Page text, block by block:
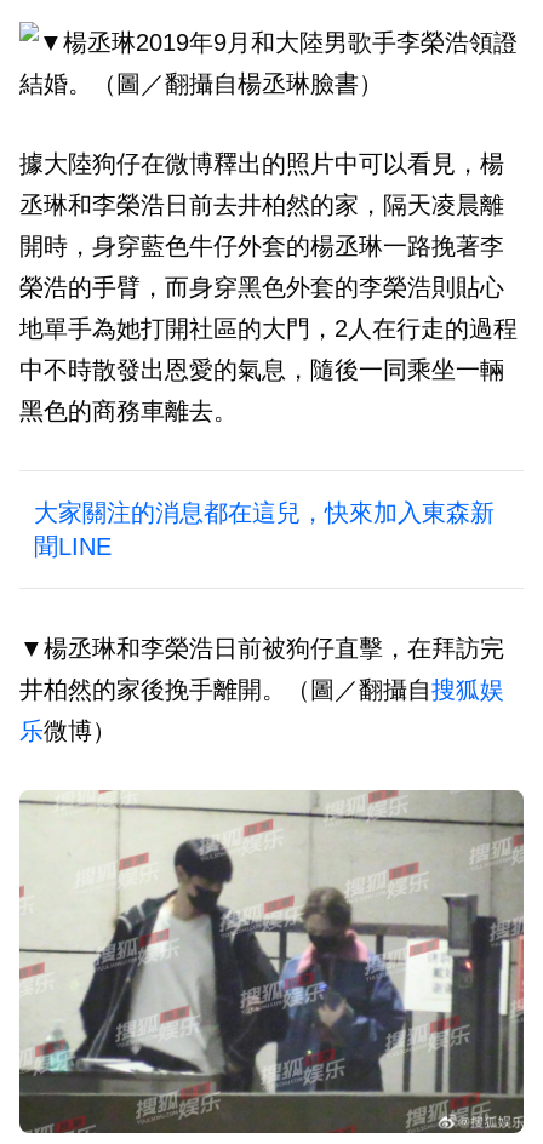
據大陸狗仔在微博釋出的照片中可以看見，楊
丞琳和李榮浩日前去井柏然的家，隔天凌晨離
開時，身穿藍色牛仔外套的楊丞琳一路挽著李
榮浩的手臂，而身穿黑色外套的李榮浩則貼心
地單手為她打開社區的大門，2人在行走的過程
中不時散發出恩愛的氣息，隨後一同乘坐一輛
黑色的商務車離去。
大家關注的消息都在這兒，快來加入東森新
聞LINE
▼楊丞琳和李榮浩日前被狗仔直擊，在拜訪完
井柏然的家後挽手離開。（圖／翻攝自搜狐娱
乐微博）